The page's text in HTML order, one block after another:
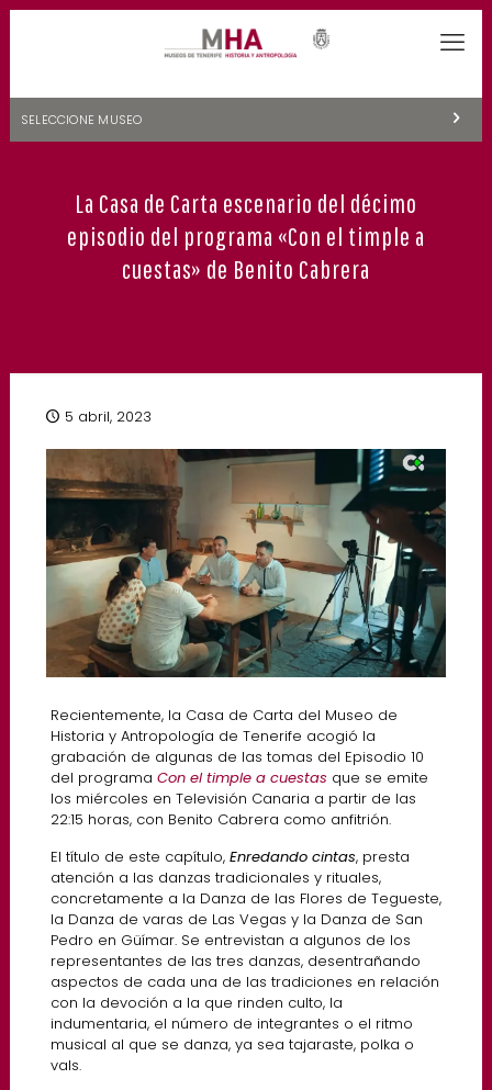
SELECCIONE MUSEO
NATURALEZA Y ARQUEOLOGÍA
LA CIENCIA Y EL COSMOS
La Casa de Carta escenario del décimo
episodio del programa «Con el timple a
cuestas» de Benito Cabrera
5 abril, 2023
Recientemente, la Casa de Carta del Museo de
Historia y Antropología de Tenerife acogió la
grabación de algunas de las tomas del Episodio 10
del programa Con el timple a cuestas que se emite
los miércoles en Televisión Canaria a partir de las
22:15 horas, con Benito Cabrera como anfitrión.
El título de este capítulo, Enredando cintas, presta
atención a las danzas tradicionales y rituales,
concretamente a la Danza de las Flores de Tegueste,
la Danza de varas de Las Vegas y la Danza de San
Pedro en Güímar. Se entrevistan a algunos de los
representantes de las tres danzas, desentrañando
aspectos de cada una de las tradiciones en relación
con la devoción a la que rinden culto, la
indumentaria, el número de integrantes o el ritmo
musical al que se danza, ya sea tajaraste, polka o
vals.